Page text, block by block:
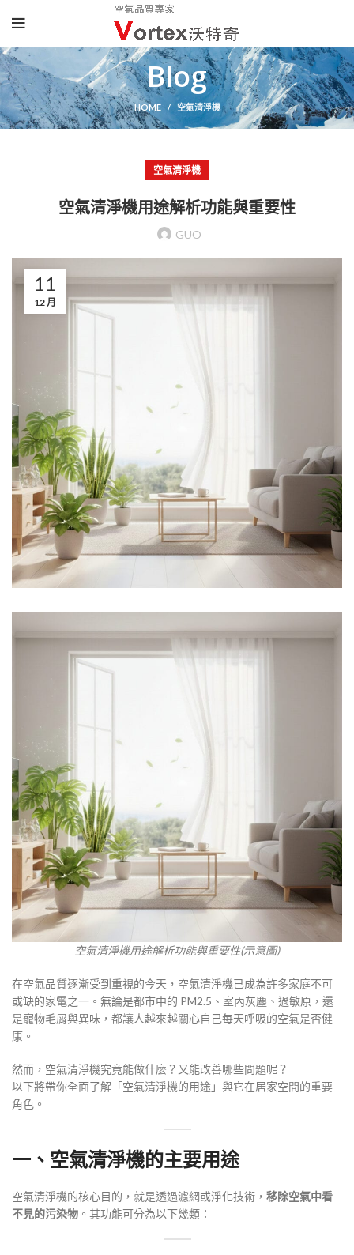
Blog
HOME 空氣清淨機
空氣清淨機
空氣清淨機用途解析功能與重要性
GUO
11
12 月
空氣清淨機用途解析功能與重要性(示意圖)
在空氣品質逐漸受到重視的今天，空氣清淨機已成為許多家庭不可
或缺的家電之一。無論是都市中的 PM2.5、室內灰塵、過敏原，還
是寵物毛屑與異味，都讓人越來越關心自己每天呼吸的空氣是否健
康。
然而，空氣清淨機究竟能做什麼？又能改善哪些問題呢？
以下將帶你全面了解「空氣清淨機的用途」與它在居家空間的重要
角色。
一、空氣清淨機的主要用途
空氣清淨機的核心目的，就是透過濾網或淨化技術， 移除空氣中看
不見的污染物 。其功能可分為以下幾類：